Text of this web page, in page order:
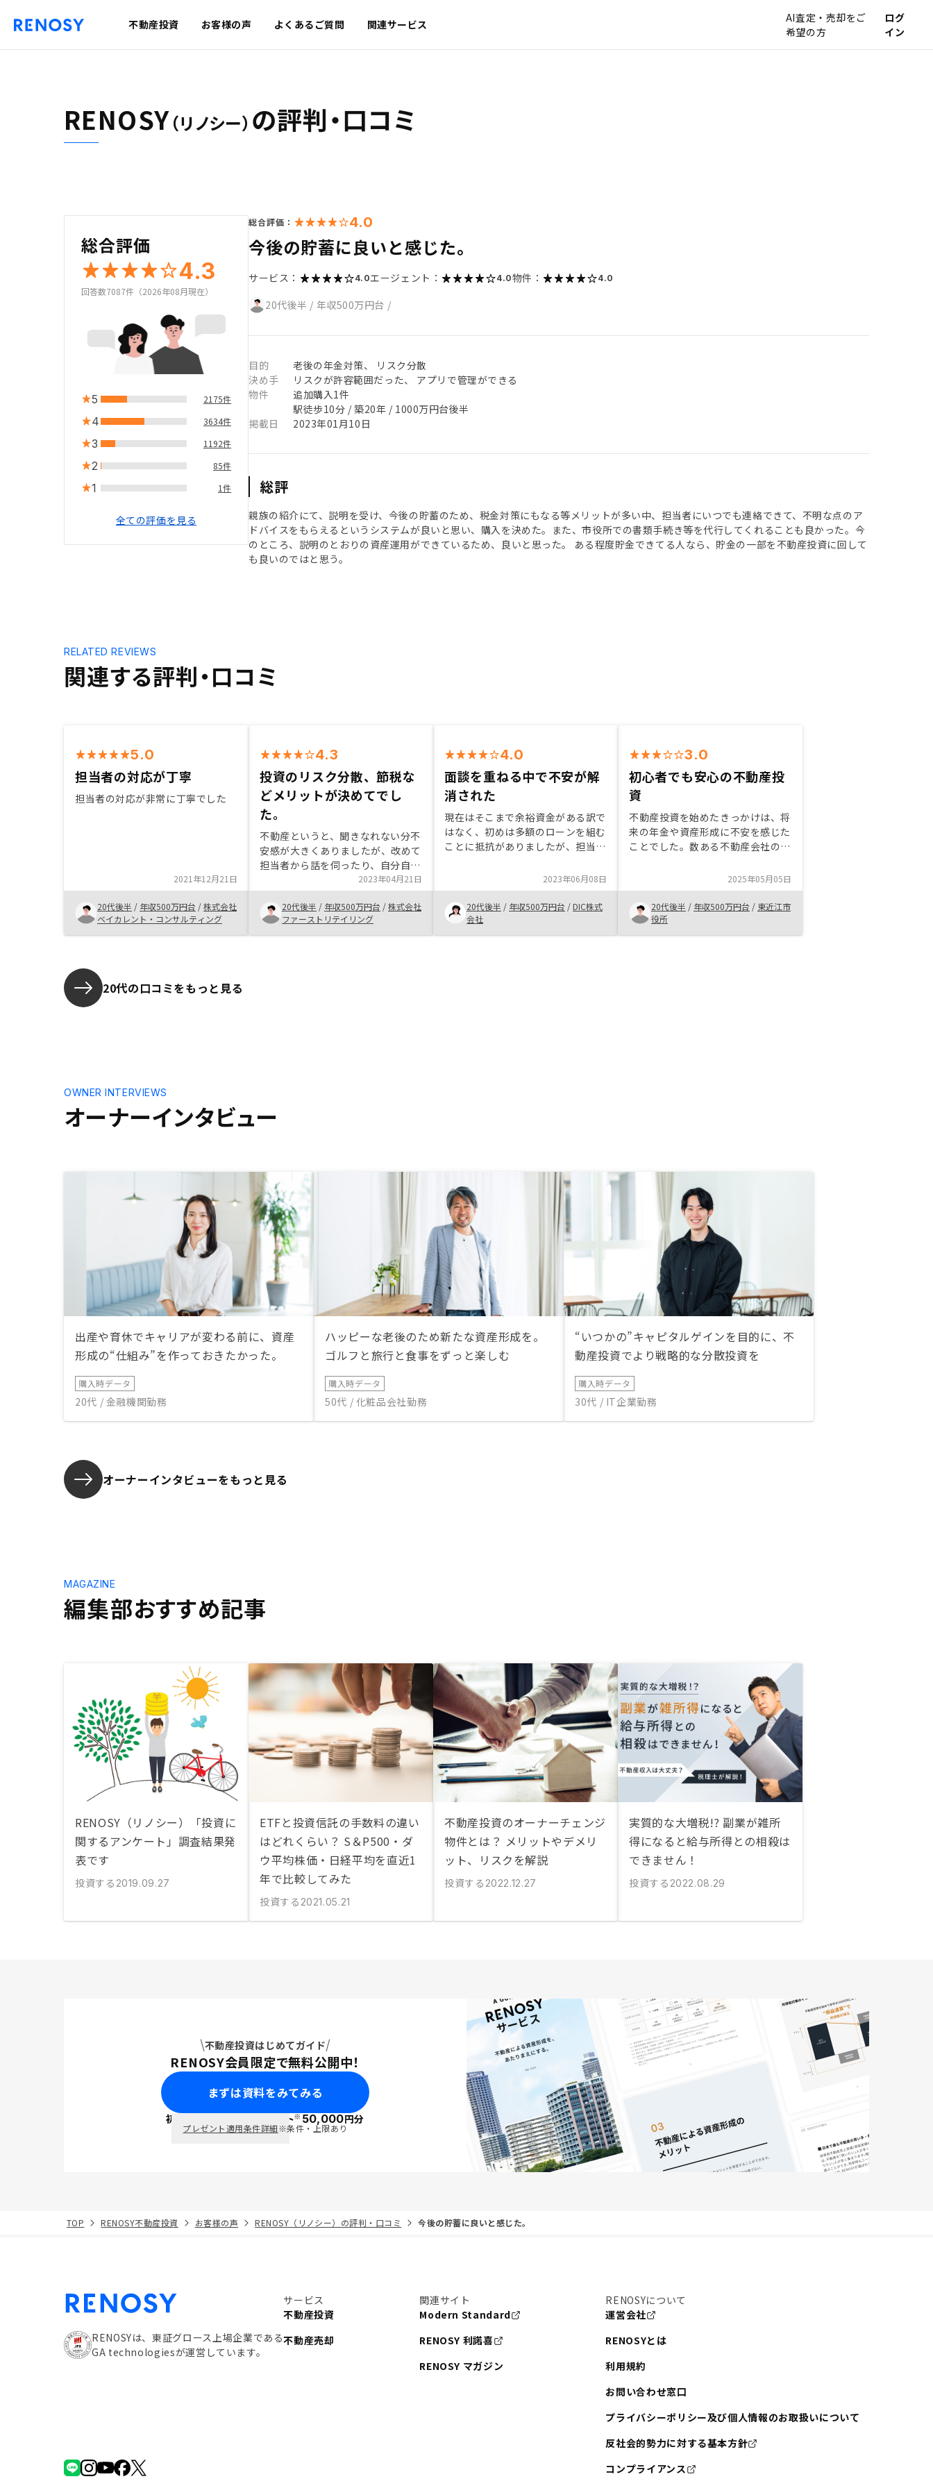
不動産投資 お客様の声 よくあるご質問 関連サービス
AI査定・売却をご
希望の方
ログ
イン
RENOSY（リノシー） の評判・口コミ
総合評価
4.3
回答数7087件（2026年08月現在）
5 2175件
4 3634件
3 1192件
2 85件
1 1件
全ての評価を見る
総合評価： 4.0
今後の貯蓄に良いと感じた。
サービス： 4.0エージェント： 4.0物件： 4.0
20代後半 / 年収500万円台 /
目的
老後の年金対策、 リスク分散
決め手
リスクが許容範囲だった、 アプリで管理ができる
物件
追加購入1件
駅徒歩10分 / 築20年 / 1000万円台後半
掲載日
2023年01月10日
総評
親族の紹介にて、説明を受け、今後の貯蓄のため、税金対策にもなる等メリットが多い中、担当者にいつでも連絡できて、不明な点のア
ドバイスをもらえるというシステムが良いと思い、購入を決めた。また、市役所での書類手続き等を代行してくれることも良かった。今
のところ、説明のとおりの資産運用ができているため、良いと思った。 ある程度貯金できてる人なら、貯金の一部を不動産投資に回して
も良いのではと思う。
関連する評判・口コミ
RELATED REVIEWS
5.0
担当者の対応が丁寧
担当者の対応が非常に丁寧でした
2021年12月21日
20代後半 / 年収500万円台 /株式会社
ベイカレント・コンサルティング
4.3
投資のリスク分散、節税な
どメリットが決めてでし
た。
不動産というと、聞きなれない分不
安感が大きくありましたが、改めて
担当者から話を伺ったり、自分自身
で調べるうちに、やれるならやった
ほうが良いと感じはじめました。
目先の節税目的が主でしたが、イン
フレリスクに強い特性や、保険など
のメリットが今は大きいと考えてい
2023年04月21日
20代後半 / 年収500万円台 /株式会社
ファーストリテイリング
4.0
面談を重ねる中で不安が解
消された
現在はそこまで余裕資金がある訳で
はなく、初めは多額のローンを組む
ことに抵抗がありましたが、担当の
を丁寧に説明していただき、何回か
面談をしていく中でこちらの疑問点
に納得いくまで回答していただけて
不安が解消されたので購入を決めま
した。スピード感が速いので、物件
2023年06月08日
20代後半 / 年収500万円台 /DIC株式
会社
3.0
初心者でも安心の不動産投
資
不動産投資を始めたきっかけは、将
来の年金や資産形成に不安を感じた
ことでした。数ある不動産会社の中
情報の透明性が高く、担当者の説明
が丁寧で信頼できたからです。特に
初心者にとっては、シミュレーショ
ンや税務面のサポートが充実してい
たことが安心材料になりました。購
2025年05月05日
20代後半 / 年収500万円台 / 東近江市
役所
20代の口コミをもっと見る
オーナーインタビュー
OWNER INTERVIEWS
出産や育休でキャリアが変わる前に、資産
形成の“仕組み”を作っておきたかった。
購入時データ
20代 / 金融機関勤務
ハッピーな老後のため新たな資産形成を。
ゴルフと旅行と食事をずっと楽しむ
購入時データ
50代 / 化粧品会社勤務
“いつかの”キャピタルゲインを目的に、不
動産投資でより戦略的な分散投資を
購入時データ
30代 / IT企業勤務
オーナーインタビューをもっと見る
編集部おすすめ記事
MAGAZINE
RENOSY（リノシー）「投資に
関するアンケート」調査結果発
表です
投資する 2019.09.27
ETFと投資信託の手数料の違い
はどれくらい？ S＆P500・ダ
ウ平均株価・日経平均を直近1
年で比較してみた
投資する 2021.05.21
不動産投資のオーナーチェンジ
物件とは？ メリットやデメリ
ット、リスクを解説
投資する 2022.12.27
実質的な大増税!? 副業が雑所
得になると給与所得との相殺は
できません！
投資する 2022.08.29
不動産投資はじめてガイド
RENOSY会員限定で無料公開中！
まずは資料をみてみる
初回面談で ポイント※50,000円分
プレゼント適用条件詳細※条件・上限あり
TOP RENOSY不動産投資 お客様の声 RENOSY（リノシー）の評判・口コミ 今後の貯蓄に良いと感じた。
RENOSYは、東証グロース上場企業である
GA technologiesが運営しています。
サービス
不動産投資
不動産売却
関連サイト
Modern Standard
RENOSY 利諾喜
RENOSY マガジン
RENOSYについて
運営会社
RENOSYとは
利用規約
お問い合わせ窓口
プライバシーポリシー及び個人情報のお取扱いについて
反社会的勢力に対する基本方針
コンプライアンス